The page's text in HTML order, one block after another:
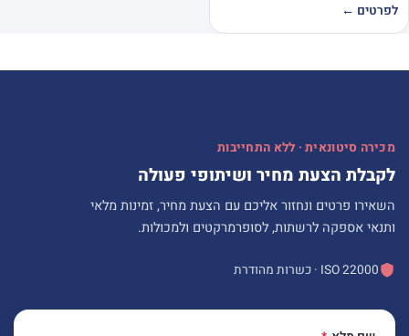
לפרטים ←
מכירה סיטונאית · ללא התחייבות
לקבלת הצעת מחיר ושיתופי פעולה
השאירו פרטים ונחזור אליכם עם הצעת מחיר, זמינות מלאי
ותנאי אספקה לרשתות, לסופרמרקטים ולמכולות.
ISO 22000 · כשרות מהודרת